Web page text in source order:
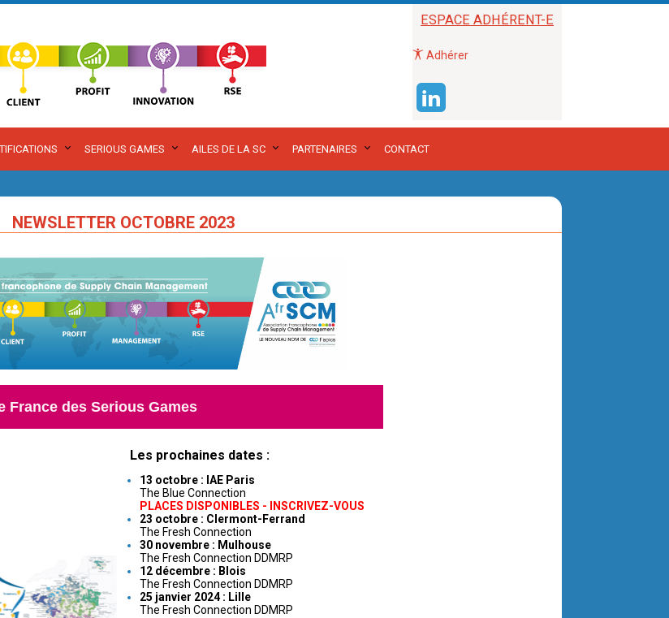
ESPACE ADHÉRENT-E
Adhérer
SERIOUS GAMES AILES DE LA SC PARTENAIRES CONTACT
NEWSLETTER OCTOBRE 2023
France des Serious Games
Les prochaines dates :
13 octobre : IAE Paris
The Blue Connection
PLACES DISPONIBLES - INSCRIVEZ-VOUS
23 octobre : Clermont-Ferrand
The Fresh Connection
30 novembre : Mulhouse
The Fresh Connection DDMRP
12 décembre : Blois
The Fresh Connection DDMRP
25 janvier 2024 : Lille
The Fresh Connection DDMRP